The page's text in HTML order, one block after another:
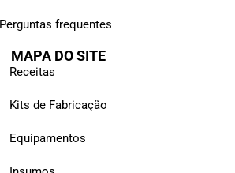
Perguntas frequentes
MAPA DO SITE
Receitas
Kits de Fabricação
Equipamentos